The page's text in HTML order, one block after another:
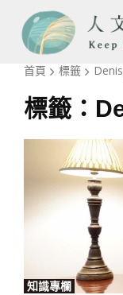
首頁 標籤
標籤：
知識專欄